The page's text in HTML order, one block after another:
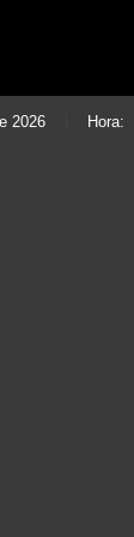
2026 Hora: